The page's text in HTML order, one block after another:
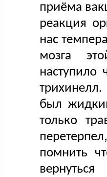
приёма
реакция
нас
мозга
наступило
был
только
помнить